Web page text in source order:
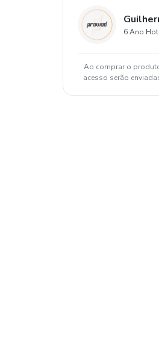
6 Ano
Ao comprar o
acesso serão